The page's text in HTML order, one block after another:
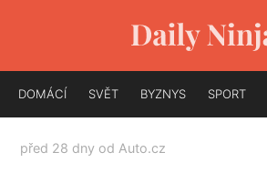
DOMÁCÍ SVĚT BYZNYS SPORT
před 28 dny od Auto.cz